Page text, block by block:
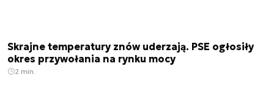
Skrajne temperatury znów uderzają. PSE ogłosiły
okres przywołania na rynku mocy
2 min.